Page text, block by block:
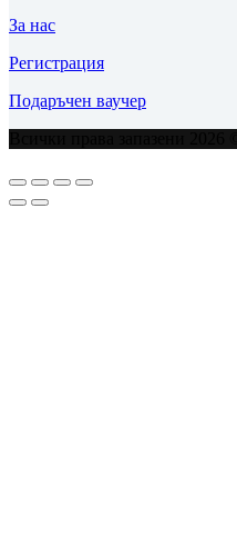
За нас
Регистрация
Подаръчен ваучер